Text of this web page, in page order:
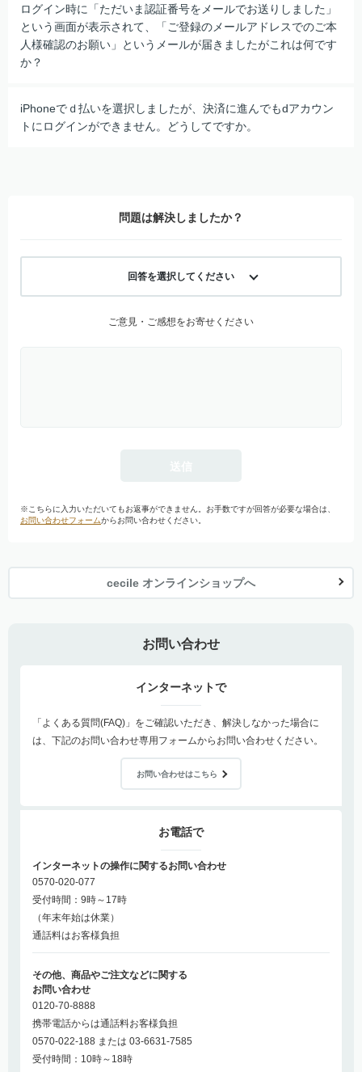
ログイン時に「ただいま認証番号をメールでお送りしました」
という画面が表示されて、「ご登録のメールアドレスでのご本
人様確認のお願い」というメールが届きましたがこれは何です
か？
iPhoneでｄ払いを選択しましたが、決済に進んでもdアカウン
トにログインができません。どうしてですか。
問題は解決しましたか？
回答を選択してください
ご意見・ご感想をお寄せください
※こちらに入力いただいてもお返事ができません。お手数ですが回答が必要な場合は、
お問い合わせフォームからお問い合わせください。
cecile オンラインショップへ
お問い合わせ
インターネットで
「よくある質問(FAQ)」をご確認いただき、解決しなかった場合に
は、下記のお問い合わせ専用フォームからお問い合わせください。
お問い合わせはこちら
お電話で
インターネットの操作に関するお問い合わせ
0570-020-077
受付時間：9時～17時
（年末年始は休業）
通話料はお客様負担
その他、商品やご注文などに関する
お問い合わせ
0120-70-8888
携帯電話からは通話料お客様負担
0570-022-188 または 03-6631-7585
受付時間：10時～18時